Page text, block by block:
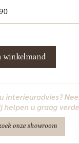
winkelmand
interieuradvies?
u graag
onze showroom